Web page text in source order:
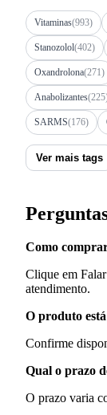
Vitaminas(993)
Stanozolol(402)
Oxandrolona(271)
Anabolizantes
SARMS(176)
Ver mais tags
Como
Clique em
atendimento.
O produto
Confirme
Qual o prazo
O prazo varia